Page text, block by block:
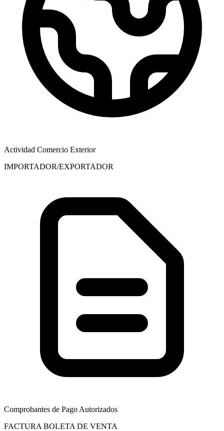
Actividad Comercio Exterior
IMPORTADOR/EXPORTADOR
Comprobantes de Pago Autorizados
FACTURA BOLETA DE VENTA